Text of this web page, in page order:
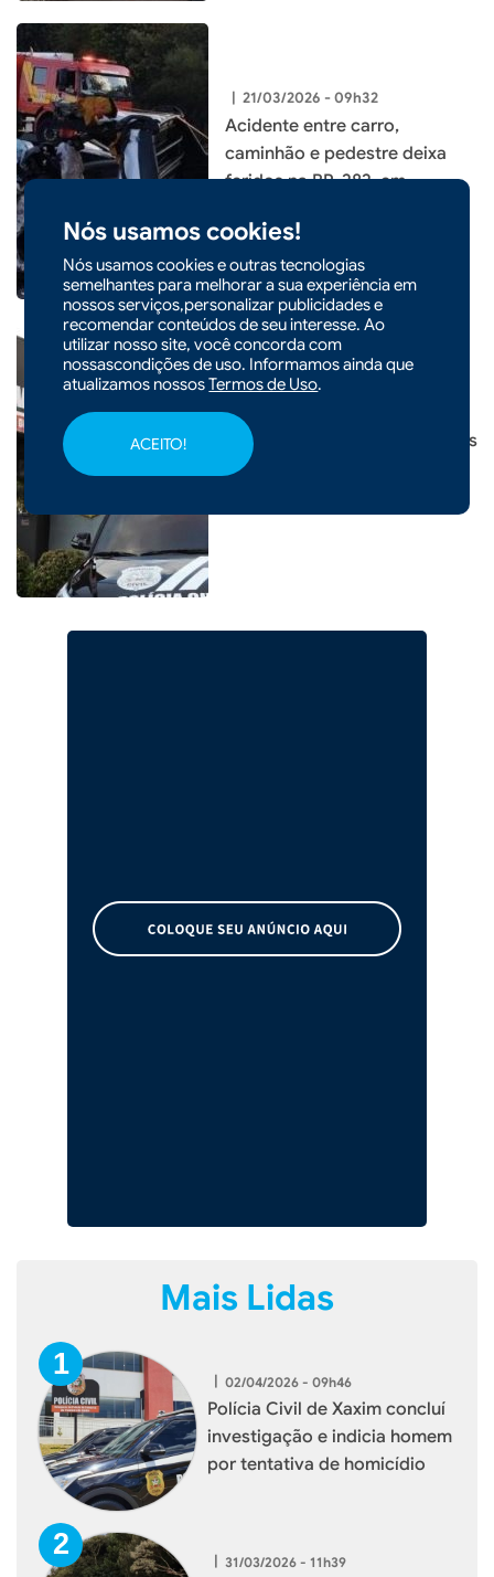
Nós usamos cookies!
Nós usamos cookies e outras tecnologias
semelhantes para melhorar a sua experiência em
nossos serviços,personalizar publicidades e
recomendar conteúdos de seu interesse. Ao
utilizar nosso site, você concorda com
nossascondições de uso. Informamos ainda que
atualizamos nossosTermos de Uso.
ACEITO!
| 21/03/2026 - 09h32
Acidente entre carro,
caminhão e pedestre deixa
feridos na BR-282, em
POLÍCIA
Três menores são apreendidos
durante operação em Faxinal
Mais Lidas
| 02/04/2026 - 09h46
Polícia Civil de Xaxim concluí
investigação e indicia homem
por tentativa de homicídio
| 31/03/2026 - 11h39